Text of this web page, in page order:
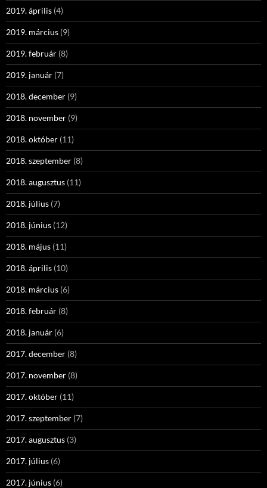
2019. április (4)
2019. március (9)
2019. február (8)
2019. január (7)
2018. december (9)
2018. november (9)
2018. október (11)
2018. szeptember (8)
2018. augusztus (11)
2018. július (7)
2018. június (12)
2018. május (11)
2018. április (10)
2018. március (6)
2018. február (8)
2018. január (6)
2017. december (8)
2017. november (8)
2017. október (11)
2017. szeptember (7)
2017. augusztus (3)
2017. július (6)
2017. június (6)